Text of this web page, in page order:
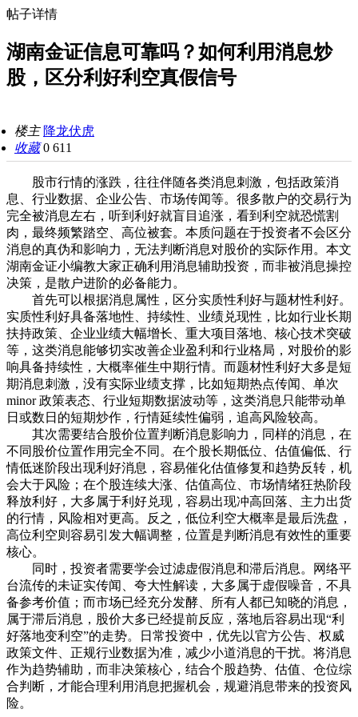
帖子详情
湖南金证信息可靠吗？如何利用消息炒
股，区分利好利空真假信号
楼主 降龙伏虎
收藏 0 611
股市行情的涨跌，往往伴随各类消息刺激，包括政策消
息、行业数据、企业公告、市场传闻等。很多散户的交易行为
完全被消息左右，听到利好就盲目追涨，看到利空就恐慌割
肉，最终频繁踏空、高位被套。本质问题在于投资者不会区分
消息的真伪和影响力，无法判断消息对股价的实际作用。本文
湖南金证小编教大家正确利用消息辅助投资，而非被消息操控
决策，是散户进阶的必备能力。
首先可以根据消息属性，区分实质性利好与题材性利好。
实质性利好具备落地性、持续性、业绩兑现性，比如行业长期
扶持政策、企业业绩大幅增长、重大项目落地、核心技术突破
等，这类消息能够切实改善企业盈利和行业格局，对股价的影
响具备持续性，大概率催生中期行情。而题材性利好大多是短
期消息刺激，没有实际业绩支撑，比如短期热点传闻、单次
minor 政策表态、行业短期数据波动等，这类消息只能带动单
日或数日的短期炒作，行情延续性偏弱，追高风险较高。
其次需要结合股价位置判断消息影响力，同样的消息，在
不同股价位置作用完全不同。在个股长期低位、估值偏低、行
情低迷阶段出现利好消息，容易催化估值修复和趋势反转，机
会大于风险；在个股连续大涨、估值高位、市场情绪狂热阶段
释放利好，大多属于利好兑现，容易出现冲高回落、主力出货
的行情，风险相对更高。反之，低位利空大概率是最后洗盘，
高位利空则容易引发大幅调整，位置是判断消息有效性的重要
核心。
同时，投资者需要学会过滤虚假消息和滞后消息。网络平
台流传的未证实传闻、夸大性解读，大多属于虚假噪音，不具
备参考价值；而市场已经充分发酵、所有人都已知晓的消息，
属于滞后消息，股价大多已经提前反应，落地后容易出现“利
好落地变利空”的走势。日常投资中，优先以官方公告、权威
政策文件、正规行业数据为准，减少小道消息的干扰。将消息
作为趋势辅助，而非决策核心，结合个股趋势、估值、仓位综
合判断，才能合理利用消息把握机会，规避消息带来的投资风
险。